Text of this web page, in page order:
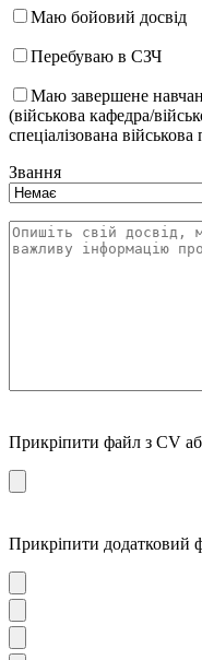
Маю бойовий досвід
Перебуваю в СЗЧ
Маю завершене
(військова кафедра/
спеціалізована
Звання
Прикріпити файл з CV
Прикріпити додатковий